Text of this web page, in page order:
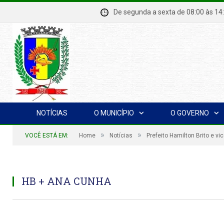
De segunda a sexta de 08:00
NOTÍCIAS O MUNICÍPIO O GOVERNO
VOCÊ ESTÁ EM: Home » Notícias » Prefeito Hamilton Brito e
HB + ANA CUNHA